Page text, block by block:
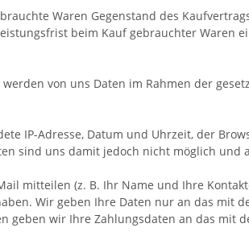
Waren Gegenstand des
beim Kauf gebrauchter Waren
von uns Daten im Rahmen der
IP-Adresse, Datum und Uhrzeit, der
sind uns damit jedoch nicht möglich und
mitteilen (z. B. Ihr Name und Ihre
Wir geben Ihre Daten nur an das mit
geben wir Ihre Zahlungsdaten an das mit